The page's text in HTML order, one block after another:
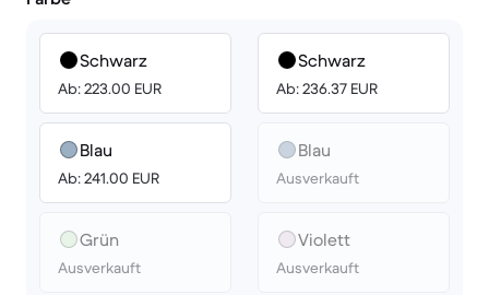
Schwarz
Ab: 223.00 EUR
Blau
Ab: 241.00 EUR
Grün
Ausverkauft
Schwarz
Ab: 236.37 EUR
Blau
Ausverkauft
Violett
Ausverkauft